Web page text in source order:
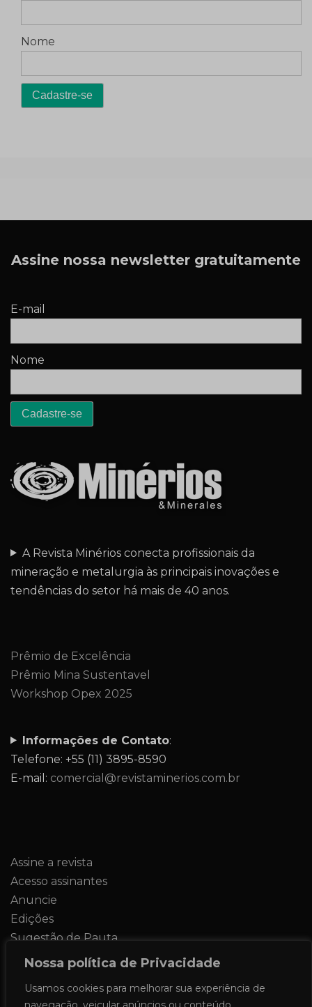
Nossa política de Privacidade
Usamos cookies para melhorar sua experiência de
Nome
Assine nossa newsletter gratuitamente
E-mail
Nome
A Revista Minérios conecta profissionais da
mineração e metalurgia às principais inovações e
tendências do setor há mais de 40 anos.
Prêmio de Excelência
Prêmio Mina Sustentavel
Workshop Opex 2025
Informações de Contato:
Telefone: +55 (11) 3895-8590
E-mail: comercial@revistaminerios.com.br
Assine a revista
Acesso assinantes
Anuncie
Edições
Sugestão de Pauta
Contato